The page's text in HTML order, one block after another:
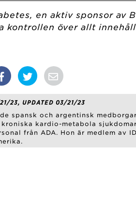
en aktiv sponsor av
kontrollen över allt
21/23, UPDATED 03/21/23
spansk och argentinsk
kardio-metabola
från ADA. Hon är medlem av